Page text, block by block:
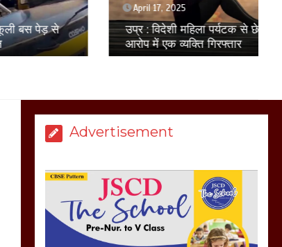
April 17, 2025
उप्र : विदेशी महिला पर्यटक से छेड़छाड़ के
आरोप में एक व्यक्ति गिरफ्तार
Advertisement
मेरठ सुराजकुंड शमशान
घाट में चिता से अस्थि
उठाकर खाते कुत्ते का
वीडियो इंटरनेट पर जमकर
नहस,मोहल्ले वालों के साथ
की गई गाली गलोच ,कहा
अगर रखी गई होली तो होगा
खून खराबा,
March 11, 2025